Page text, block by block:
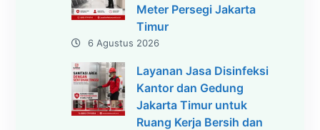
Meter Persegi Jakarta
Timur
6 Agustus 2026
Layanan Jasa Disinfeksi
Kantor dan Gedung
Jakarta Timur untuk
Ruang Kerja Bersih dan